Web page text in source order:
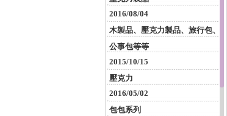
2016/08/04
木製品、壓克力製品、旅行包、
公事包等等
2015/10/15
壓克力
2016/05/02
包包系列